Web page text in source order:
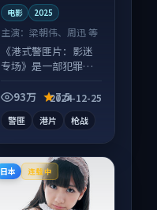
电影 2025
主演：梁朝伟、周迅 等
《港式警匪片：影迷
专场》是一部犯罪向
并行，细节值得二刷
93万 7.5
2024-12-25
警匪 港片 枪战
日本 连载中